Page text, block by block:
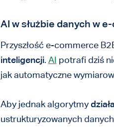
AI w służbie danych w
Przyszłość e-commerce
inteligencji. AI potrafi dziś
jak automatyczne
Aby jednak algorytmy
ustrukturyzowanych